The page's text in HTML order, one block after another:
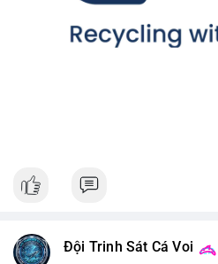
Đội Trinh Sát Cá Voi